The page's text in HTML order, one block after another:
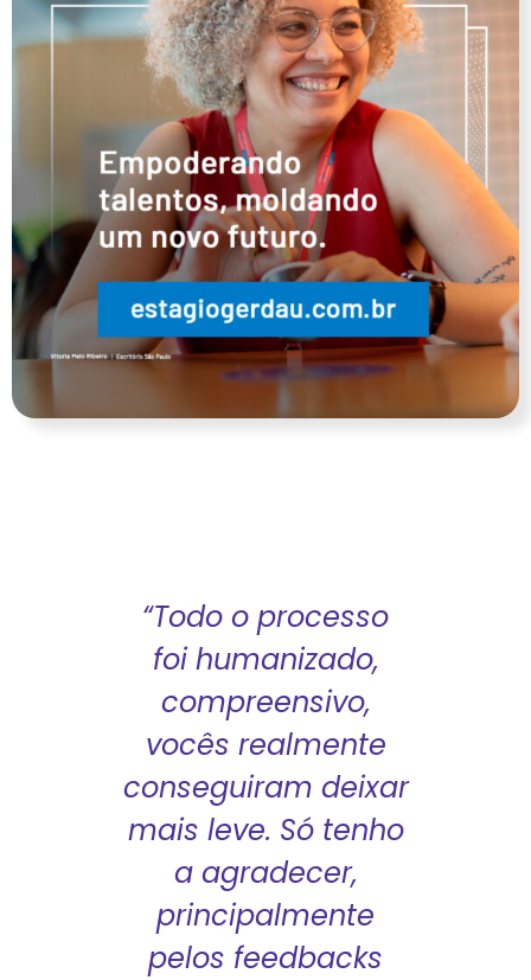
“Todo o processo
foi humanizado,
compreensivo,
vocês realmente
conseguiram deixar
mais leve. Só tenho
a agradecer,
principalmente
pelos feedbacks